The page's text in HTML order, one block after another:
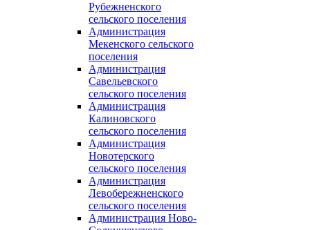
Рубежненского
сельского поселения
Администрация
Мекенского сельского
поселения
Администрация
Савельевского
сельского поселения
Администрация
Калиновского
сельского поселения
Администрация
Новотерского
сельского поселения
Администрация
Левобережненского
сельского поселения
Администрация Ново-